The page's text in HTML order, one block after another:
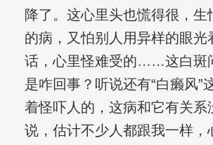
降了。这心里头也慌得很，生
的病，又怕别人用异样的眼光
话，心里怪难受的……这白斑
是咋回事？听说还有“白癞风”
着怪吓人的，这病和它有关系
说，估计不少人都跟我一样，